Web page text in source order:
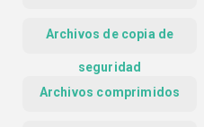
Archivos de copia de
seguridad
Archivos comprimidos